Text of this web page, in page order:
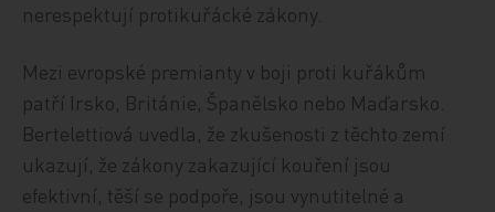
nerespektují protikuřácké zákony.
Mezi evropské premianty v boji proti kuřákům
patří Irsko, Británie, Španělsko nebo Maďarsko.
Bertelettiová uvedla, že zkušenosti z těchto zemí
ukazují, že zákony zakazující kouření jsou
efektivní, těší se podpoře, jsou vynutitelné a